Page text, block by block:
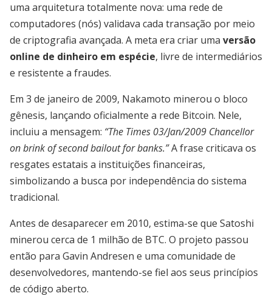
uma arquitetura totalmente nova: uma rede de
computadores (nós) validava cada transação por meio
de criptografia avançada. A meta era criar uma versão
online de dinheiro em espécie, livre de intermediários
e resistente a fraudes.
Em 3 de janeiro de 2009, Nakamoto minerou o bloco
gênesis, lançando oficialmente a rede Bitcoin. Nele,
incluiu a mensagem: “The Times 03/Jan/2009 Chancellor
on brink of second bailout for banks.”A frase criticava os
resgates estatais a instituições financeiras,
simbolizando a busca por independência do sistema
tradicional.
Antes de desaparecer em 2010, estima-se que Satoshi
minerou cerca de 1 milhão de BTC. O projeto passou
então para Gavin Andresen e uma comunidade de
desenvolvedores, mantendo-se fiel aos seus princípios
de código aberto.